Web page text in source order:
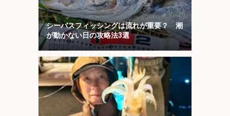
シーバスフィッシングは流れが重要？ 潮
が動かない日の攻略法3選